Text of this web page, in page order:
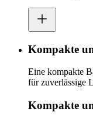
Kompakte
Eine kompakte
für zuverlässige
Kompakte